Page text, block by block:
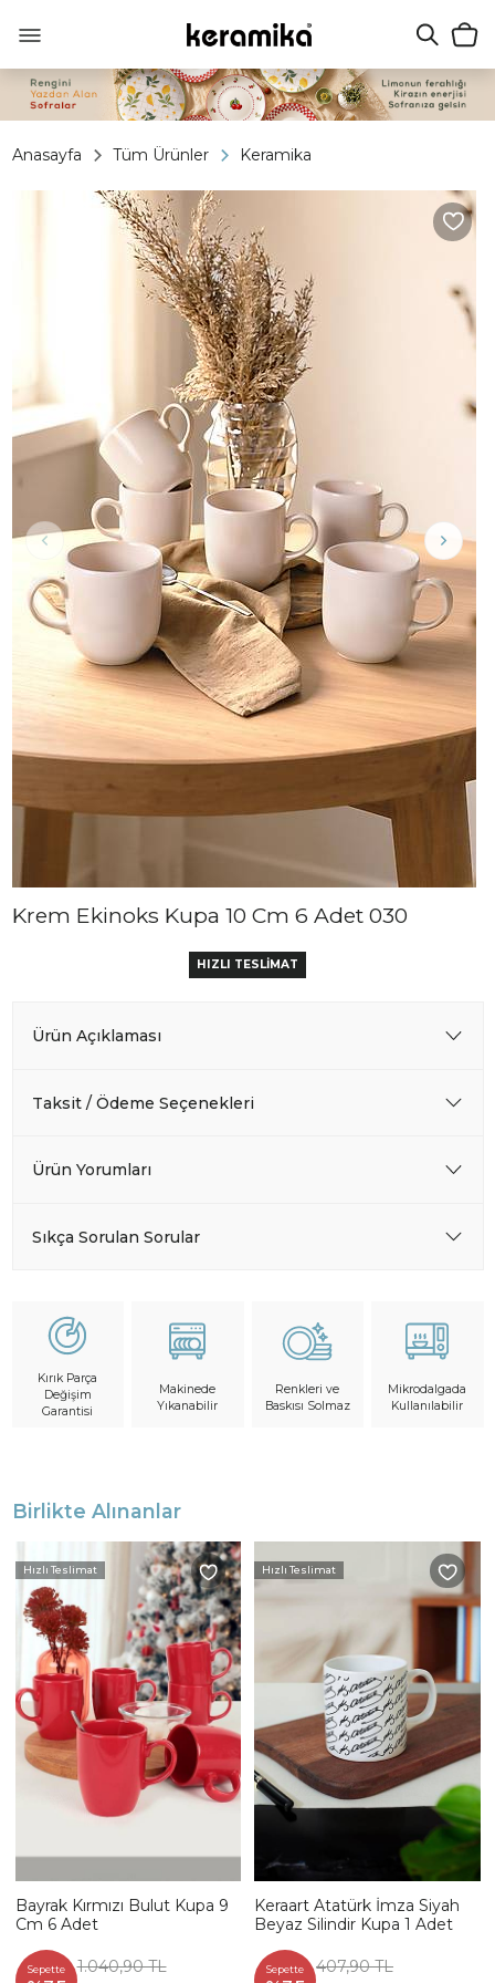
Anasayfa Tüm Ürünler Keramika
Krem Ekinoks Kupa 10 Cm 6 Adet 030
HIZLI TESLİMAT
Ürün Açıklaması
Taksit / Ödeme Seçenekleri
Ürün Yorumları
Sıkça Sorulan Sorular
Kırık Parça
Değişim
Garantisi
Makinede
Yıkanabilir
Renkleri ve
Baskısı Solmaz
Mikrodalgada
Kullanılabilir
Birlikte Alınanlar
Hızlı Teslimat
Bayrak Kırmızı Bulut Kupa 9
Cm 6 Adet
Sepette 1.040,90 TL
Hızlı Teslimat
Keraart Atatürk İmza Siyah
Beyaz Silindir Kupa 1 Adet
Sepette 407,90 TL